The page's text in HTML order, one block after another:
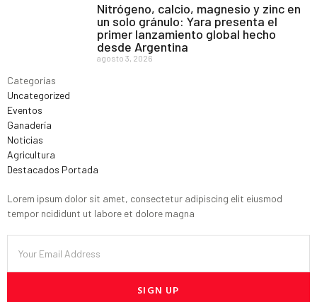
Nitrógeno, calcio, magnesio y zinc en
un solo gránulo: Yara presenta el
primer lanzamiento global hecho
desde Argentina
agosto 3, 2026
Categorías
Uncategorized
Eventos
Ganadería
Noticias
Agricultura
Destacados Portada
Lorem ipsum dolor sit amet, consectetur adipiscing elit eiusmod
tempor ncididunt ut labore et dolore magna
SIGN UP